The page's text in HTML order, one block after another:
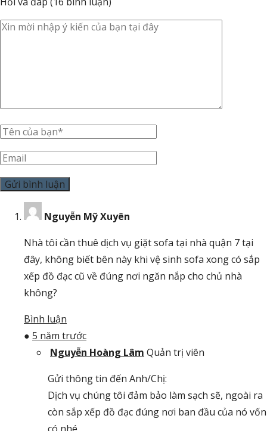
Nguyễn Mỹ Xuyên
Nhà tôi cần thuê dịch vụ giặt sofa tại nhà quận 7 tại
đây, không biết bên này khi vệ sinh sofa xong có sắp
xếp đồ đạc cũ về đúng nơi ngăn nắp cho chủ nhà
không?
Bình luận
● 5 năm trước
Nguyễn Hoàng Lâm Quản trị viên
Gửi thông tin đến Anh/Chị:
Dịch vụ chúng tôi đảm bảo làm sạch sẽ, ngoài ra
còn sắp xếp đồ đạc đúng nơi ban đầu của nó vốn